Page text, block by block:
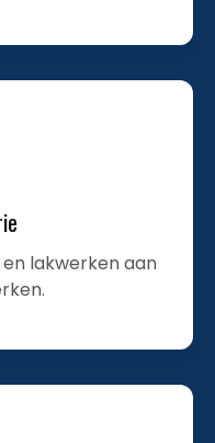
lakwerken aan